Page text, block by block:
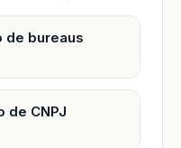
de bureaus
de CNPJ